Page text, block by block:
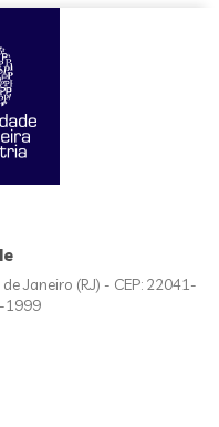
Janeiro (RJ) - CEP: 22041-
1999